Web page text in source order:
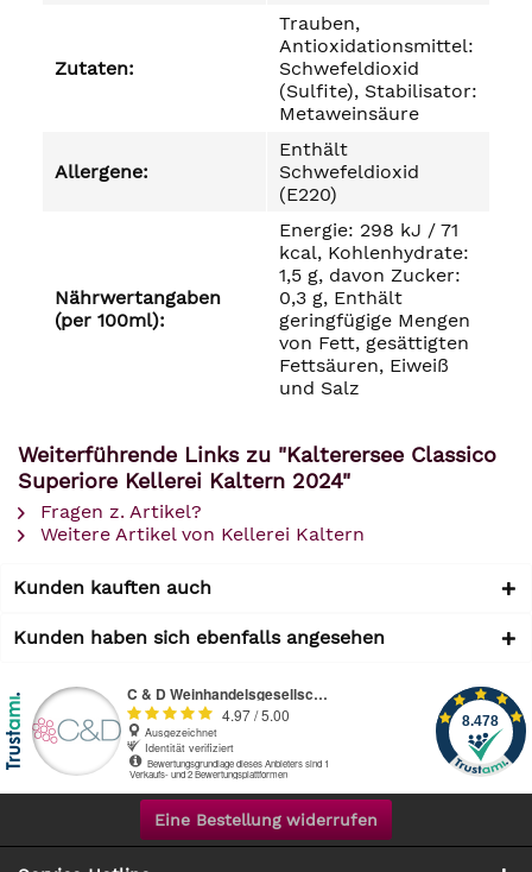
Zutaten:
Trauben,
Antioxidationsmittel:
Schwefeldioxid
(Sulfite), Stabilisator:
Metaweinsäure
Allergene:
Enthält
Schwefeldioxid
(E220)
Nährwertangaben
(per 100ml):
Energie: 298 kJ / 71
kcal, Kohlenhydrate:
1,5 g, davon Zucker:
0,3 g, Enthält
geringfügige Mengen
von Fett, gesättigten
Fettsäuren, Eiweiß
und Salz
Weiterführende Links zu "Kalterersee Classico
Superiore Kellerei Kaltern 2024"
Fragen z. Artikel?
Weitere Artikel von Kellerei Kaltern
Kunden kauften auch
Kunden haben sich ebenfalls angesehen
Eine Bestellung widerrufen